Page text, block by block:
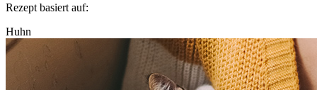
Rezept basiert auf:
Huhn